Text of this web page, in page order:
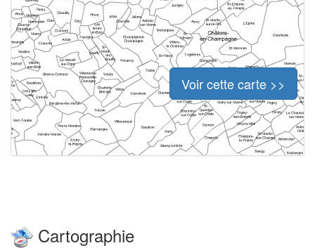
Voir cette carte >>
Cartographie